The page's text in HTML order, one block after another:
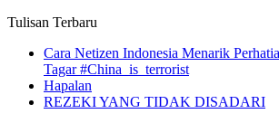
Tulisan Terbaru
Cara Netizen Indonesia Menarik
Tagar #China_is_terrorist
Hapalan
REZEKI YANG TIDAK DISADARI